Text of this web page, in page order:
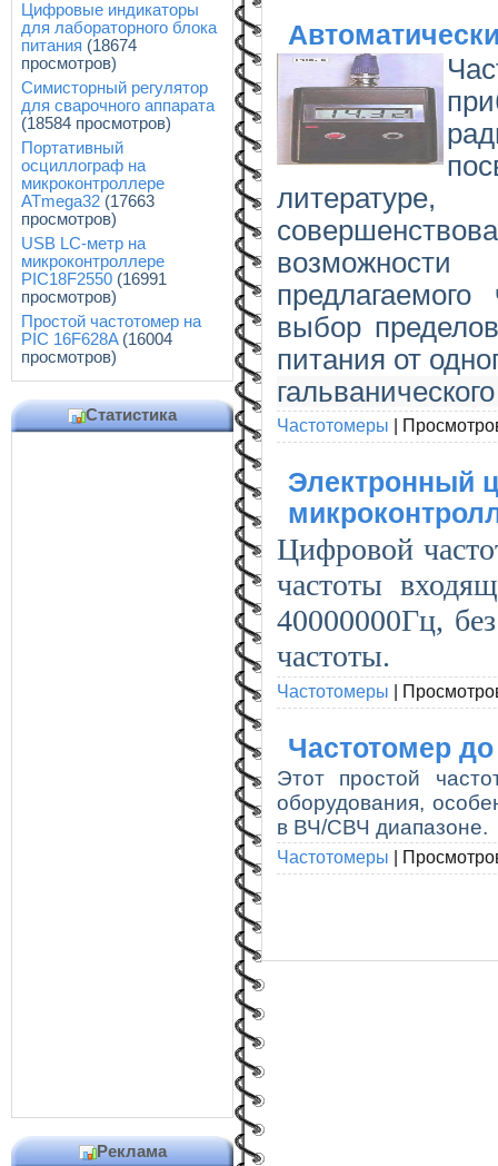
Цифровые индикаторы
для лабораторного блока
питания (18674
просмотров)
Симисторный регулятор
для сварочного аппарата
(18584 просмотров)
Портативный
осциллограф на
микроконтроллере
ATmega32 (17663
просмотров)
USB LC-метр на
микроконтроллере
PIC18F2550 (16991
просмотров)
Простой частотомер на
PIC 16F628A(16004
просмотров)
Статистика
Реклама
выбор
питания от
Частотомеры |
Электронный
Цифровой
частоты
40000000Гц,
частоты.
Частотомеры |
Частотомер до
Этот простой
оборудования,
в ВЧ/СВЧ диапазоне.
Частотомеры |